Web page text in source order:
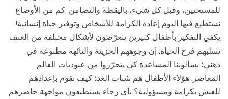
للمسيحيين، وقبل كل شيء، باليقظة والتضامن. كم من الأوضاع
نستطيع فيها اليوم إعادة الكرامة للأشخاص وتوفير حياة إنسانية!
يكفي التفكير بأطفال كثيرين يتعرّضون لأشكال مختلفة من العنف
تسلبهم فرح الحياة. إن وجوههم الحزينة والتائهة مطبوعة في
ذهني؛ يسألوننا المساعدة كي يتحرّروا من عبوديات العالم
المعاصر. هؤلاء الأطفال هم شباب الغد؛ كيف نقوم بإعدادهم
للعيش بكرامة ومسؤولية؟ بأي رجاء يستطيعون مواجهة حاضرهم